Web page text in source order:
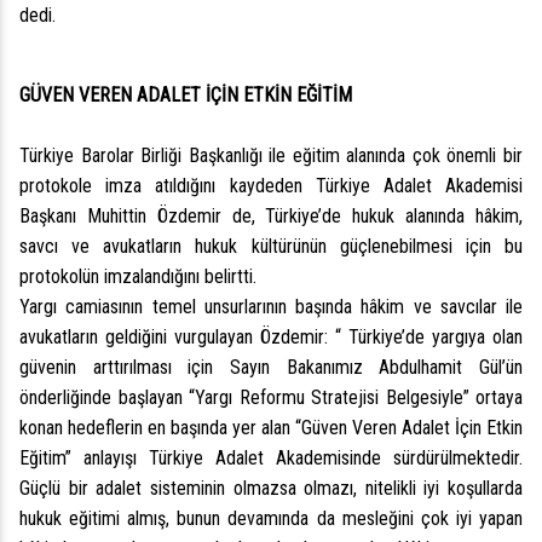
dedi.
GÜVEN VEREN ADALET İÇİN ETKİN EĞİTİM
Türkiye Barolar Birliği Başkanlığı ile eğitim alanında çok önemli bir
protokole imza atıldığını kaydeden Türkiye Adalet Akademisi
Başkanı Muhittin Özdemir de, Türkiye’de hukuk alanında hâkim,
savcı ve avukatların hukuk kültürünün güçlenebilmesi için bu
protokolün imzalandığını belirtti.
Yargı camiasının temel unsurlarının başında hâkim ve savcılar ile
avukatların geldiğini vurgulayan Özdemir: “ Türkiye’de yargıya olan
güvenin arttırılması için Sayın Bakanımız Abdulhamit Gül’ün
önderliğinde başlayan “Yargı Reformu Stratejisi Belgesiyle” ortaya
konan hedeflerin en başında yer alan “Güven Veren Adalet İçin Etkin
Eğitim” anlayışı Türkiye Adalet Akademisinde sürdürülmektedir.
Güçlü bir adalet sisteminin olmazsa olmazı, nitelikli iyi koşullarda
hukuk eğitimi almış, bunun devamında da mesleğini çok iyi yapan